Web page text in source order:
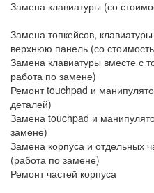
Замена клавиатуры (со
Замена топкейсов,
верхнюю панель (со
Замена клавиатуры вместе с
работа по замене)
Ремонт touchpad и
деталей)
Замена touchpad и
замене)
Замена корпуса и отдельных
(работа по замене)
Ремонт частей корпуса